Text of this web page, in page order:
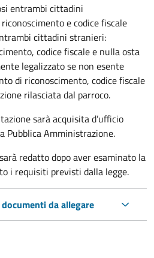
entrambi cittadini
e codice fiscale
cittadini stranieri:
codice fiscale e nulla osta
legalizzato se non esente
di riconoscimento, codice fiscale
rilasciata dal parroco.
sarà acquisita d’ufficio
Pubblica Amministrazione.
redatto dopo aver esaminato la
i requisiti previsti dalla legge.
da allegare